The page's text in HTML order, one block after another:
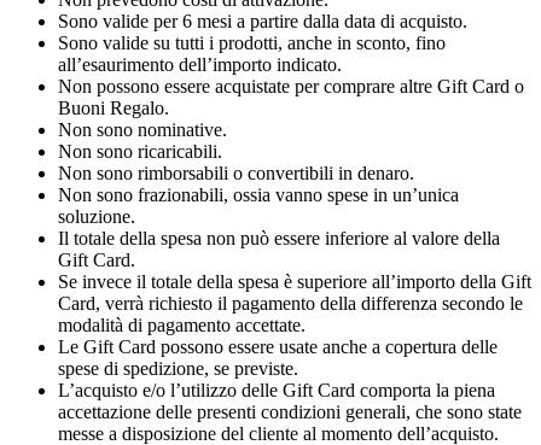
Sono valide per 6 mesi a partire dalla data di acquisto.
Sono valide su tutti i prodotti, anche in sconto, fino
all’esaurimento dell’importo indicato.
Non possono essere acquistate per comprare altre Gift Card o
Buoni Regalo.
Non sono nominative.
Non sono ricaricabili.
Non sono rimborsabili o convertibili in denaro.
Non sono frazionabili, ossia vanno spese in un’unica
soluzione.
Il totale della spesa non può essere inferiore al valore della
Gift Card.
Se invece il totale della spesa è superiore all’importo della Gift
Card, verrà richiesto il pagamento della differenza secondo le
modalità di pagamento accettate.
Le Gift Card possono essere usate anche a copertura delle
spese di spedizione, se previste.
L’acquisto e/o l’utilizzo delle Gift Card comporta la piena
accettazione delle presenti condizioni generali, che sono state
messe a disposizione del cliente al momento dell’acquisto.